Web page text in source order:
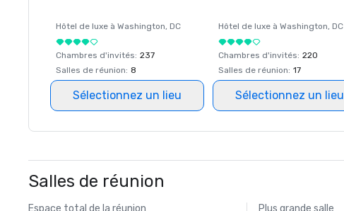
Hôtel de luxe à Washington, DC
Chambres d'invités: 237
Salles de réunion: 8
Sélectionnez un lieu
Hôtel de luxe à Washington, DC
Chambres d'invités: 220
Salles de réunion: 17
Sélectionnez un lieu
Salles de réunion
Espace total de la réunion Plus grande salle